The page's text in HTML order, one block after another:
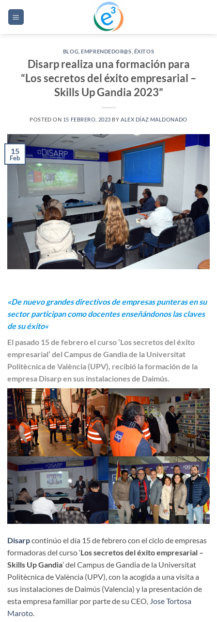
BLOG ,EMPRENDEDOR@S ÉXITOS
Disarp realiza una formación para
“Los secretos del éxito empresarial –
Skills Up Gandia 2023”
POSTED ON 15 FEBRERO, 2023 BY ALEX DÍAZ MALDONADO
15
Feb
«De nuevo grandes directivos de empresas punteras en su
sector participan como docentes enseñándonos las claves
de su éxito«
El pasado 15 de febrero el curso ‘Los secretos del éxito
empresarial’ del Campus de Gandia de la Universitat
Politècnica de València (UPV), recibió la formación de la
empresa Disarp en sus instalaciones de Daimús.
Disarpcontinúo el día 15 de febrero con el ciclo de empresas
formadoras del curso ‘Los secretos del éxito empresarial –
Skills Up Gandia’ del Campus de Gandia de la Universitat
Politècnica de València (UPV), con la acogida a una visita a
sus instalaciones de Daimús (Valencia) y la presentación de
esta empresa familiar por parte de su CEO, Jose Tortosa
Maroto